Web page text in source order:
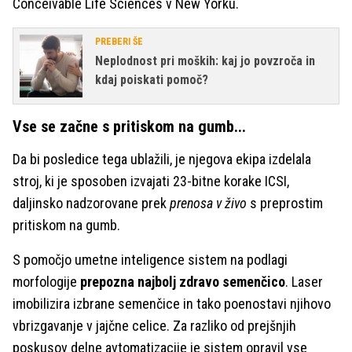
Conceivable Life Sciences v New Yorku.
PREBERI ŠE
Neplodnost pri moških: kaj jo povzroča in
kdaj poiskati pomoč?
Vse se začne s pritiskom na gumb...
Da bi posledice tega ublažili, je njegova ekipa izdelala
stroj, ki je sposoben izvajati 23-bitne korake ICSI,
daljinsko nadzorovane prekprenosa v živo s preprostim
pritiskom na gumb.
S pomočjo umetne inteligence sistem na podlagi
morfologije prepozna najbolj zdravo semenčico. Laser
imobilizira izbrane semenčice in tako poenostavi njihovo
vbrizgavanje v jajčne celice. Za razliko od prejšnjih
poskusov delne avtomatizacije je sistem opravil vse